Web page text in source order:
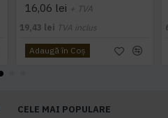
16,06 lei + TVA
19,43 lei TVA inclus
Adaugă în Coş
CELE MAI POPULARE